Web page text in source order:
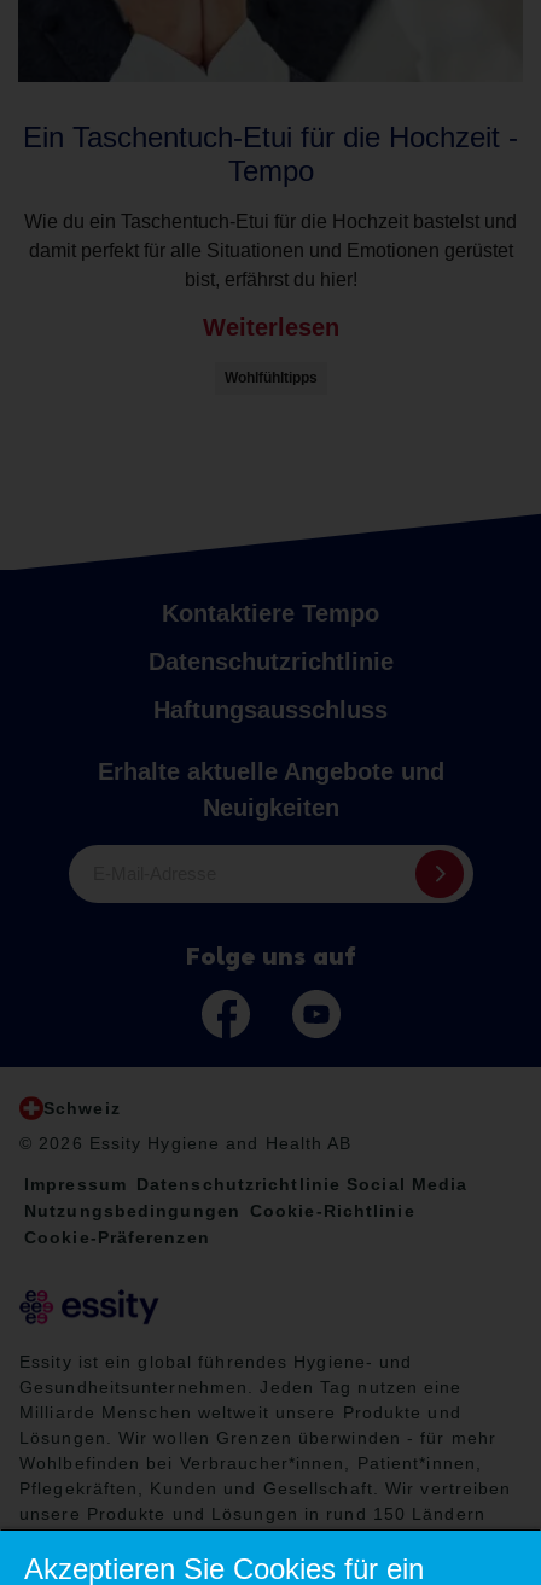
Ein Taschentuch-Etui für die Hochzeit -
Tempo
Wie du ein Taschentuch-Etui für die Hochzeit bastelst und
damit perfekt für alle Situationen und Emotionen gerüstet
bist, erfährst du hier!
Weiterlesen
Wohlfühltipps
Kontaktiere Tempo
Datenschutzrichtlinie
Haftungsausschluss
Erhalte aktuelle Angebote und
Neuigkeiten
Folge uns auf
Schweiz
© 2026 Essity Hygiene and Health AB
Impressum
Datenschutzrichtlinie Social Media
Nutzungsbedingungen
Cookie-Richtlinie
Cookie-Präferenzen
Essity ist ein global führendes Hygiene- und
Gesundheitsunternehmen. Jeden Tag nutzen eine
Milliarde Menschen weltweit unsere Produkte und
Lösungen. Wir wollen Grenzen überwinden - für mehr
Wohlbefinden bei Verbraucher*innen, Patient*innen,
Pflegekräften, Kunden und Gesellschaft. Wir vertreiben
unsere Produkte und Lösungen in rund 150 Ländern
Weltmarktführer TENA und Tork, aber auch bekannte
Akzeptieren Sie Cookies für ein